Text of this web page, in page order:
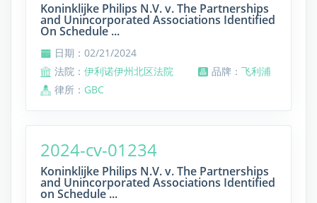
Koninklijke Philips N.V. v. The Partnerships
and Unincorporated Associations Identified
On Schedule ...
日期：02/21/2024
法院： 伊利诺伊州北区法院 品牌： 飞利浦
律所： GBC
2024-cv-01234
Koninklijke Philips N.V. v. The Partnerships
and Unincorporated Associations Identified
on Schedule ...